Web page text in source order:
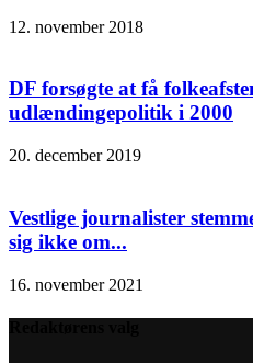
12. november 2018
DF forsøgte at få
udlændingepolitik i 2000
20. december 2019
Vestlige journalister
sig ikke om...
16. november 2021